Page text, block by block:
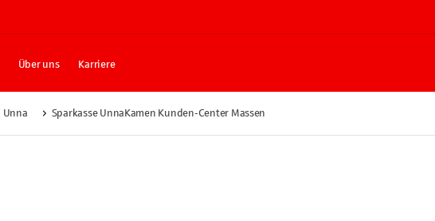
Über uns Karriere
Unna Sparkasse UnnaKamen Kunden-Center Massen